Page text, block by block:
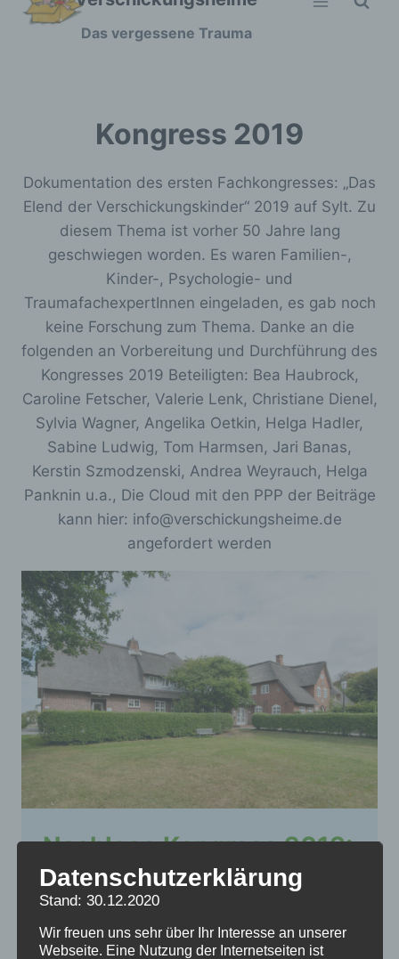
Zum
Das vergessene Trauma
Kongress 2019
Dokumentation des ersten Fachkongresses: „Das
Elend der Verschickungskinder“ 2019 auf Sylt. Zu
diesem Thema ist vorher 50 Jahre lang
geschwiegen worden. Es waren Familien-,
Kinder-, Psychologie- und
TraumafachexpertInnen eingeladen, es gab noch
keine Forschung zum Thema. Danke an die
folgenden an Vorbereitung und Durchführung des
Kongresses 2019 Beteiligten: Bea Haubrock,
Caroline Fetscher, Valerie Lenk, Christiane Dienel,
Sylvia Wagner, Angelika Oetkin, Helga Hadler,
Sabine Ludwig, Tom Harmsen, Jari Banas,
Kerstin Szmodzenski, Andrea Weyrauch, Helga
Panknin u.a., Die Cloud mit den PPP der Beiträge
kann hier: info@verschickungsheime.de
angefordert werden
Nachlese Kongress 2019:
„Das Elend der
Verschickungskinder“ in
Westerland Sylt
Datenschutzerklärung
Stand: 30.12.2020
Wir freuen uns sehr über Ihr Interesse an unserer
Webseite. Eine Nutzung der Internetseiten ist